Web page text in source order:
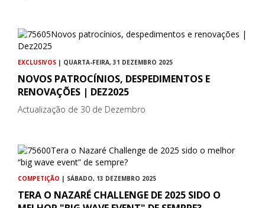
EXCLUSIVOS | QUARTA-FEIRA, 31 DEZEMBRO 2025
NOVOS PATROCÍNIOS, DESPEDIMENTOS E
RENOVAÇÕES | DEZ2025
Actualização de 30 de Dezembro
COMPETIÇÃO | SÁBADO, 13 DEZEMBRO 2025
TERA O NAZARÉ CHALLENGE DE 2025 SIDO O